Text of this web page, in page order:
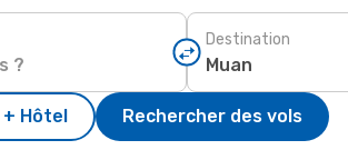
Destination
+ Hôtel Rechercher des vols